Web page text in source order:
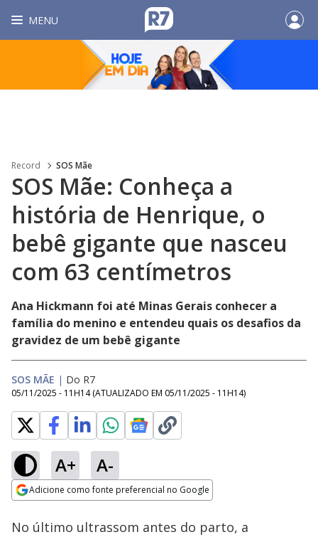
MENU
Record SOS Mãe
SOS Mãe: Conheça a
história de Henrique, o
bebê gigante que nasceu
com 63 centímetros
Ana Hickmann foi até Minas Gerais conhecer a
família do menino e entendeu quais os desafios da
gravidez de um bebê gigante
SOS MÃE | Do R7
05/11/2025 - 11H14 (ATUALIZADO EM 05/11/2025 - 11H14)
A+ A-
Adicione como fonte preferencial no Google
Ativar
Loaded
13.03%
No último ultrassom antes do parto, a